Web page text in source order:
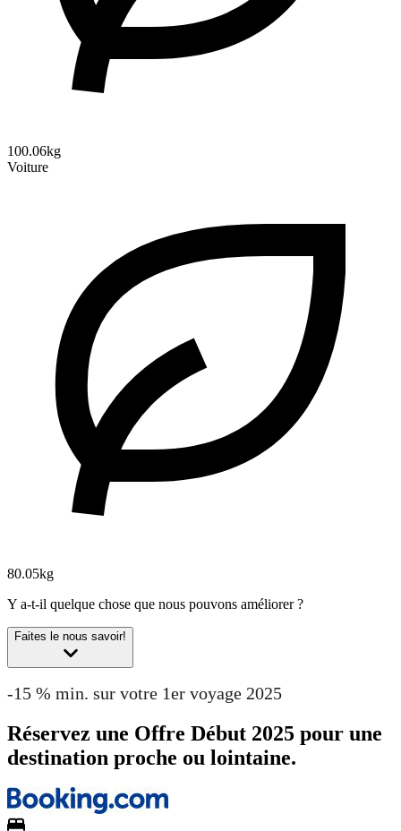
100.06kg
Voiture
80.05kg
Y a-t-il quelque chose que nous pouvons améliorer ?
Faites le nous savoir!
-15 % min. sur votre 1er voyage 2025
Réservez une Offre Début 2025 pour une
destination proche ou lointaine.